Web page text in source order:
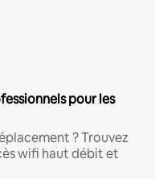
pour les
? Trouvez
wifi haut débit et